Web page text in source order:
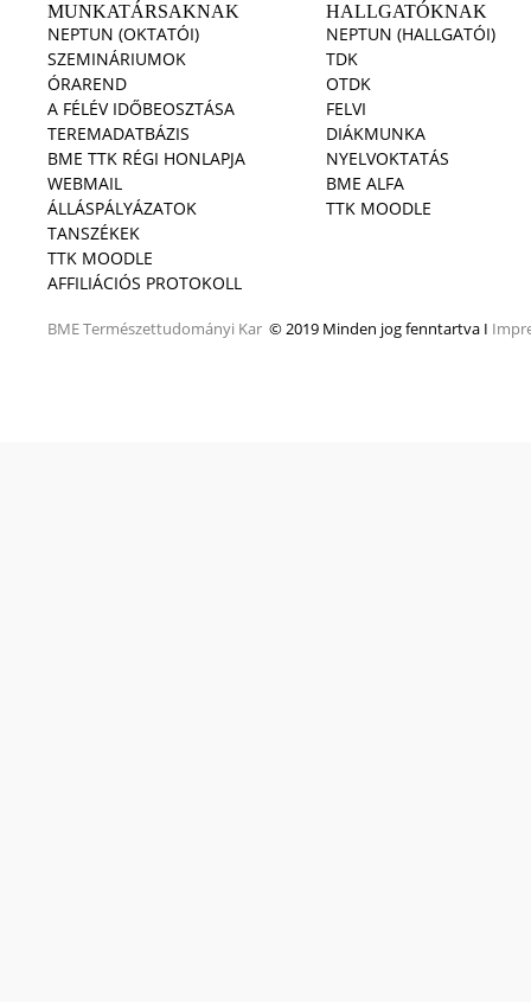
MUNKATÁRSAKNAK
NEPTUN (OKTATÓI)
SZEMINÁRIUMOK
ÓRAREND
A FÉLÉV IDŐBEOSZTÁSA
TEREMADATBÁZIS
BME TTK RÉGI HONLAPJA
WEBMAIL
ÁLLÁSPÁLYÁZATOK
TANSZÉKEK
TTK MOODLE
AFFILIÁCIÓS PROTOKOLL
BMETermészettudományi Kar © 2019 Minden jog fenntartva I
HALLGATÓKNAK
NEPTUN (HALLGATÓI)
TDK
OTDK
FELVI
DIÁKMUNKA
NYELVOKTATÁS
BME ALFA
TTK MOODLE